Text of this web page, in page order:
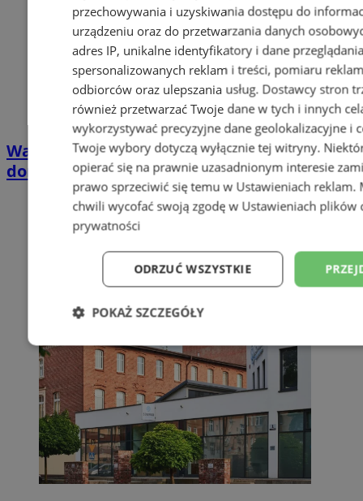
Wakacyjny wypoczynek nad Bałtykiem w
domkach Szmaragdowe Morze
przechowywania i uzyskiwania dostępu do
urządzeniu oraz do przetwarzania danych
adres IP, unikalne identyfikatory i dane
spersonalizowanych reklam i treści, pomiaru
odbiorców oraz ulepszania usług. Dostawcy stron
również przetwarzać Twoje dane w tych i innych
wykorzystywać precyzyjne dane geolokalizacyjne i
Twoje wybory dotyczą wyłącznie tej witryny.
opierać się na prawnie uzasadnionym interesie
prawo sprzeciwić się temu w Ustawieniach reklam.
chwili wycofać swoją zgodę w Ustawieniach plików
prywatności
ODRZUĆ WSZYSTKIE
POKAŻ SZCZEGÓŁY
Niezbędne Wydajność
Niesklasyfikowane